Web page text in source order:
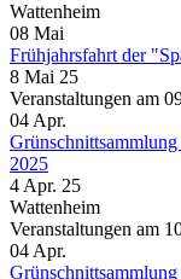
Wattenheim
08 Mai
Frühjahrsfahrt der
8 Mai 25
Veranstaltungen am
04 Apr.
2025
4 Apr. 25
Wattenheim
Veranstaltungen am
04 Apr.